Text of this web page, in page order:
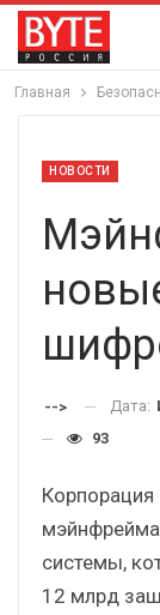
Главная
НОВОСТИ
--> Дата:
93
Корпорация
системы,
12 млрд